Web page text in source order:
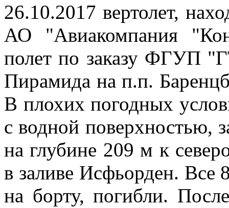
26.10.2017 вертолет,
АО "Авиакомпания
полет по заказу ФГУП
Пирамида на п.п.
В плохих погодных
с водной поверхностью,
на глубине 209 м к
в заливе Исфьорден. Все
на борту, погибли.